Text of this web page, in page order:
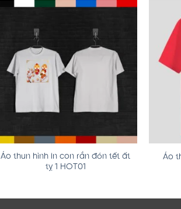
Áo thun hình in con rắn đón tết ất
tỵ 1 HOT01
Áo